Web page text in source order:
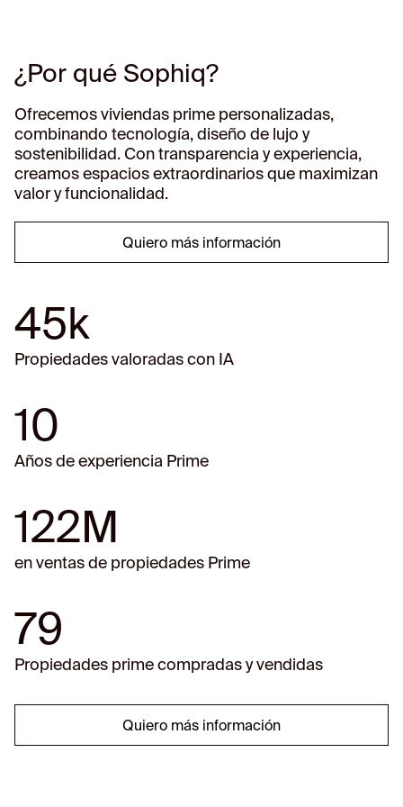
¿Por qué Sophiq?
Ofrecemos viviendas prime personalizadas,
combinando tecnología, diseño de lujo y
sostenibilidad. Con transparencia y experiencia,
creamos espacios extraordinarios que maximizan
valor y funcionalidad.
Quiero más información
45k
Propiedades valoradas con IA
10
Años de experiencia Prime
122M
en ventas de propiedades Prime
79
Propiedades prime compradas y vendidas
Quiero más información